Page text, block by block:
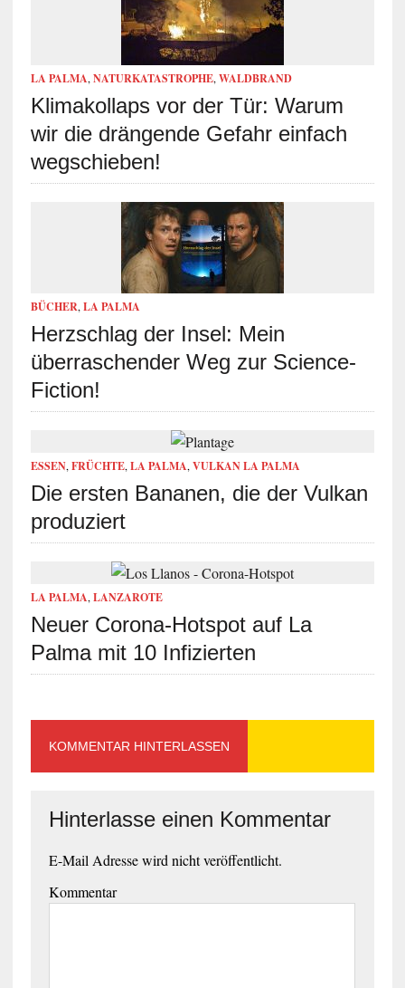
LA PALMA, NATURKATASTROPHE, WALDBRAND
Klimakollaps vor der Tür: Warum
wir die drängende Gefahr einfach
wegschieben!
BÜCHER, LA PALMA
Herzschlag der Insel: Mein
überraschender Weg zur Science-
Fiction!
ESSEN, FRÜCHTE, LA PALMA, VULKAN LA PALMA
Die ersten Bananen, die der Vulkan
produziert
LA PALMA, LANZAROTE
Neuer Corona-Hotspot auf La
Palma mit 10 Infizierten
KOMMENTAR HINTERLASSEN
Hinterlasse einen Kommentar
E-Mail Adresse wird nicht veröffentlicht.
Kommentar